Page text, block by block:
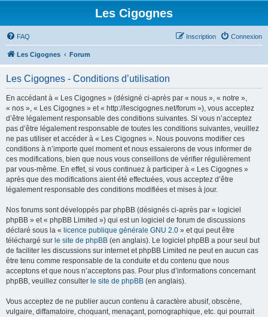
Les Cigognes
FAQ Connexion
Inscription
Les Cigognes Forum
Les Cigognes - Conditions d’utilisation
En accédant à « Les Cigognes » (désigné ci-après par « nous », « notre »,
« nos », « Les Cigognes » et « http://lescigognes.net/forum »), vous acceptez
d’être légalement responsable des conditions suivantes. Si vous n’acceptez
pas d’être légalement responsable de toutes les conditions suivantes, veuillez
ne pas utiliser et accéder à « Les Cigognes ». Nous pouvons modifier ces
conditions à n’importe quel moment et nous essaierons de vous informer de
ces modifications, bien que nous vous conseillons de vérifier régulièrement
par vous-même. En effet, si vous continuez à participer à « Les Cigognes »
après que des modifications aient été effectuées, vous acceptez d’être
légalement responsable des conditions modifiées et mises à jour.
Nos forums sont développés par phpBB (désignés ci-après par « logiciel
phpBB » et « phpBB Limited ») qui est un logiciel de forum de discussions
déclaré sous la « licence publique générale GNU 2.0 » et qui peut être
téléchargé sur le site de phpBB (en anglais). Le logiciel phpBB a pour seul but
de faciliter les discussions sur internet et phpBB Limited ne peut en aucun cas
être tenu comme responsable de la conduite et du contenu que nous
acceptons et que nous n’acceptons pas. Pour plus d’informations concernant
phpBB, veuillez consulter le site de phpBB (en anglais).
Vous acceptez de ne publier aucun contenu à caractère abusif, obscène,
vulgaire, diffamatoire, choquant, menaçant, pornographique, etc. qui pourrait